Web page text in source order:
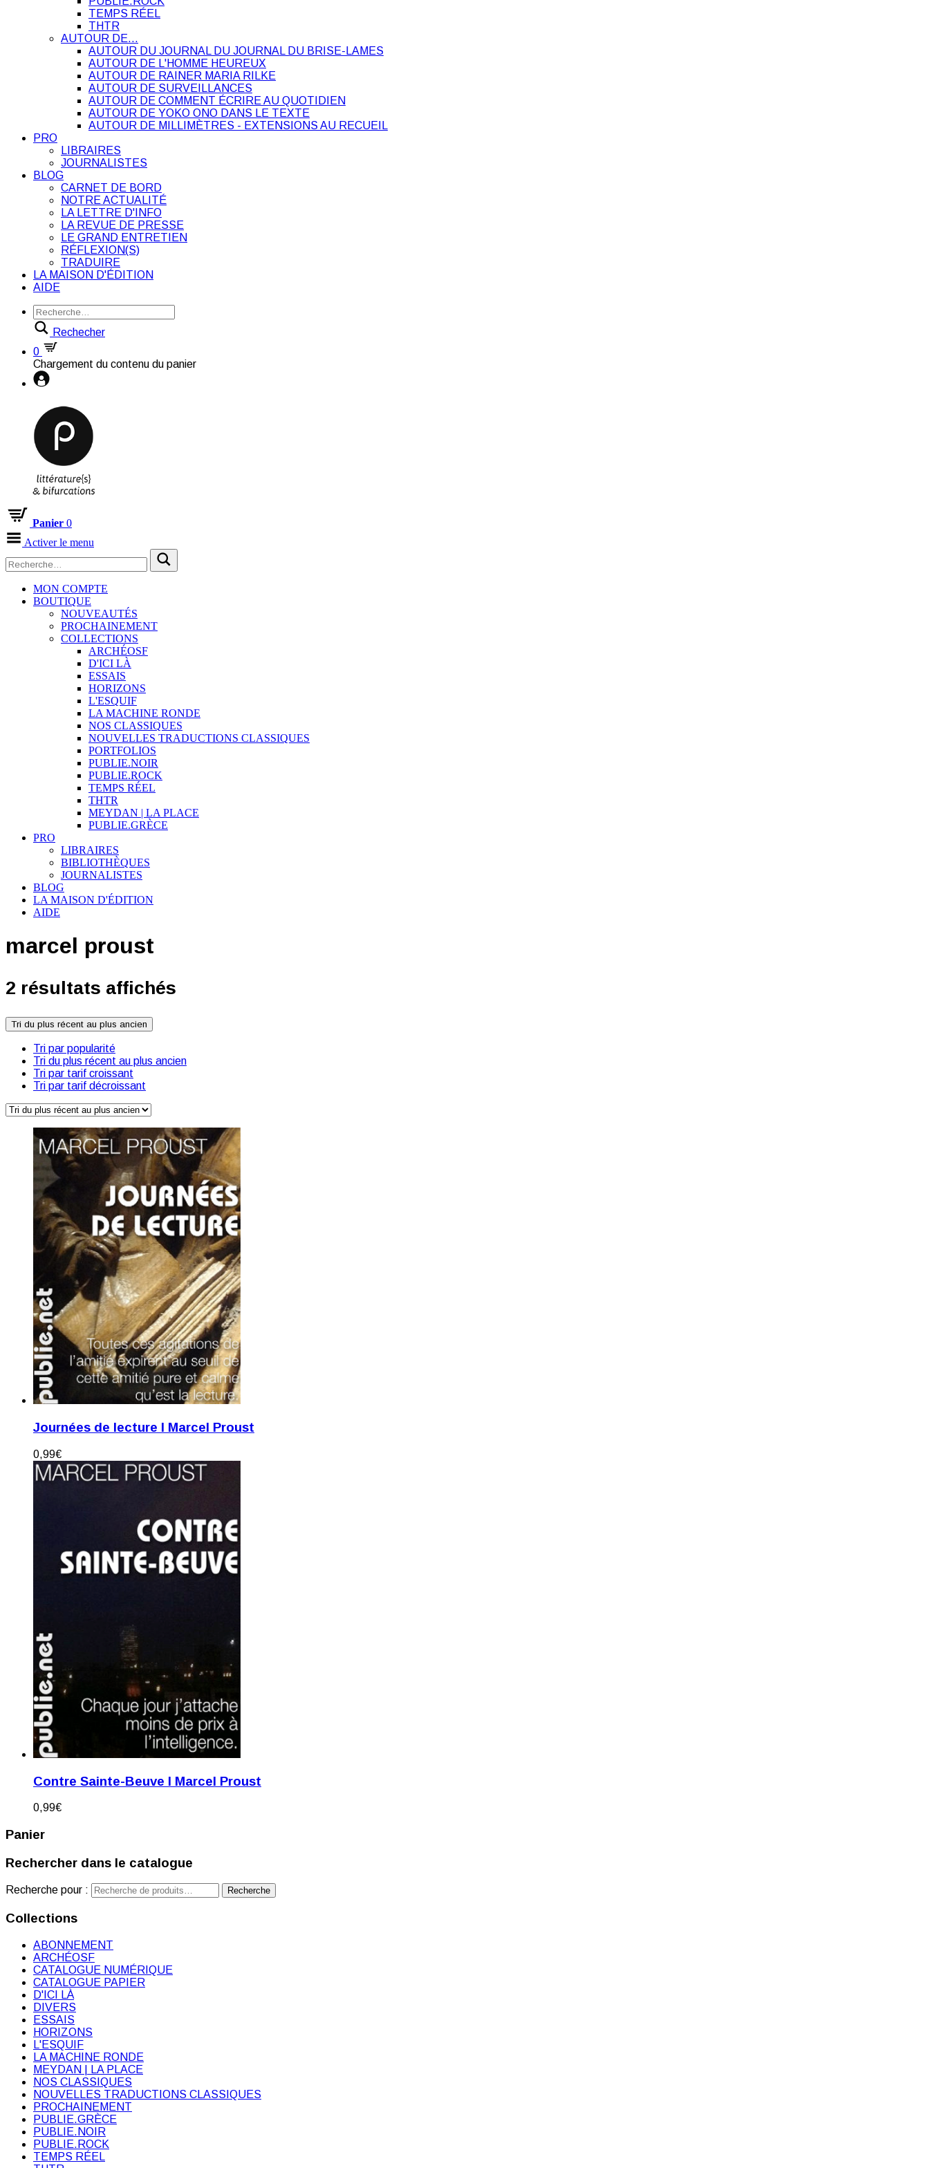
TEMPS RÉEL
THTR
AUTOUR DE…
AUTOUR DU JOURNAL DU JOURNAL DU BRISE-LAMES
AUTOUR DE L'HOMME HEUREUX
AUTOUR DE RAINER MARIA RILKE
AUTOUR DE SURVEILLANCES
AUTOUR DE COMMENT ÉCRIRE AU QUOTIDIEN
AUTOUR DE YOKO ONO DANS LE TEXTE
AUTOUR DE MILLIMÈTRES - EXTENSIONS AU RECUEIL
PRO
LIBRAIRES
JOURNALISTES
BLOG
CARNET DE BORD
NOTRE ACTUALITÉ
LA LETTRE D'INFO
LA REVUE DE PRESSE
LE GRAND ENTRETIEN
RÉFLEXION(S)
TRADUIRE
LA MAISON D'ÉDITION
AIDE
Rechecher
0
Chargement du contenu du panier
Panier 0
Activer le menu
MON COMPTE
BOUTIQUE
NOUVEAUTÉS
PROCHAINEMENT
COLLECTIONS
ARCHÉOSF
D'ICI LÀ
ESSAIS
HORIZONS
L'ESQUIF
LA MACHINE RONDE
NOS CLASSIQUES
NOUVELLES TRADUCTIONS CLASSIQUES
PORTFOLIOS
PUBLIE.NOIR
PUBLIE.ROCK
TEMPS RÉEL
THTR
MEYDAN | LA PLACE
PUBLIE.GRÈCE
PRO
LIBRAIRES
BIBLIOTHÈQUES
JOURNALISTES
BLOG
LA MAISON D'ÉDITION
AIDE
marcel proust
2 résultats affichés
Tri du plus récent au plus ancien
Tri par popularité
Tri du plus récent au plus ancien
Tri par tarif croissant
Tri par tarif décroissant
Journées de lecture I Marcel Proust
0,99€
Contre Sainte-Beuve I Marcel Proust
0,99€
Panier
Rechercher dans le catalogue
Recherche pour : Recherche
Collections
ABONNEMENT
ARCHÉOSF
CATALOGUE NUMÉRIQUE
CATALOGUE PAPIER
D'ICI LÀ
DIVERS
ESSAIS
HORIZONS
L'ESQUIF
LA MACHINE RONDE
MEYDAN | LA PLACE
NOS CLASSIQUES
NOUVELLES TRADUCTIONS CLASSIQUES
PROCHAINEMENT
PUBLIE.GRÈCE
PUBLIE.NOIR
PUBLIE.ROCK
TEMPS RÉEL